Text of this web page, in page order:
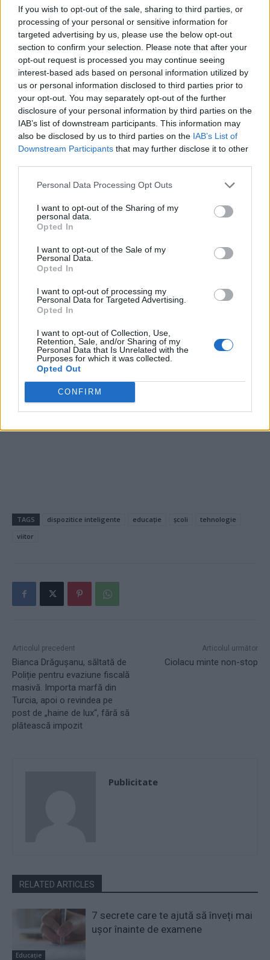
If you wish to opt-out of the sale, sharing to third parties, or
processing of your personal or sensitive information for
targeted advertising by us, please use the below opt-out
section to confirm your selection. Please note that after your
opt-out request is processed you may continue seeing
interest-based ads based on personal information utilized by
us or personal information disclosed to third parties prior to
your opt-out. You may separately opt-out of the further
disclosure of your personal information by third parties on the
IAB’s list of downstream participants. This information may
also be disclosed by us to third parties on the IAB’s List of
Downstream Participants that may further disclose it to other
Personal Data Processing Opt Outs
I want to opt-out of the Sharing of my
personal data.
Opted In
I want to opt-out of the Sale of my
Personal Data.
Opted In
I want to opt-out of processing my
Personal Data for Targeted Advertising.
Opted In
I want to opt-out of Collection, Use,
Retention, Sale, and/or Sharing of my
Personal Data that Is Unrelated with the
Purposes for which it was collected.
Opted Out
CONFIRM
apropiate, oferă numeroase beneficii pentru companiile
de tehnologie educațională. Aceste beneficii includ
reducerea costurilor, accesul la talente calificate și
îmbunătățirea comunicării și colaborării.
Exemple denearshoring companies de succes includ
cele care colaborează cu parteneri din Europa de Est
pentru a dezvolta soluții tehnologice inovatoare pentru
educație.
Concluzie
asupra educației în România, transformând modul în care
elevii învață și interacționează cu informația. Recrutarea
este esențială pentru a susține această transformare.
Colaborarea cu agenții de recrutare din Olanda și
companiile de nearshoring poate facilita accesul la
talentele necesare și poate contribui la succesul pe
Investițiile în tehnologie și recrutarea de profesioniști
calificați vor continua să joace un rol crucial în
promovarea inovației și îmbunătățirea calității educației în
România.
- Advertisement -
TAGS dispozitice inteligente educație școli
tehnologie
viitor
Articolul precedent
Bianca Drăgușanu, săltată de
Poliție pentru evaziune fiscală
masivă. Importa marfă din
Turcia, apoi o revindea pe
post de „haine de lux“, fără să
plătească impozit
Articolul următor
Ciolacu minte non-stop
Publicitate
RELATED ARTICLES
Educație
7 secrete care te ajută să înveți mai
ușor înainte de examene